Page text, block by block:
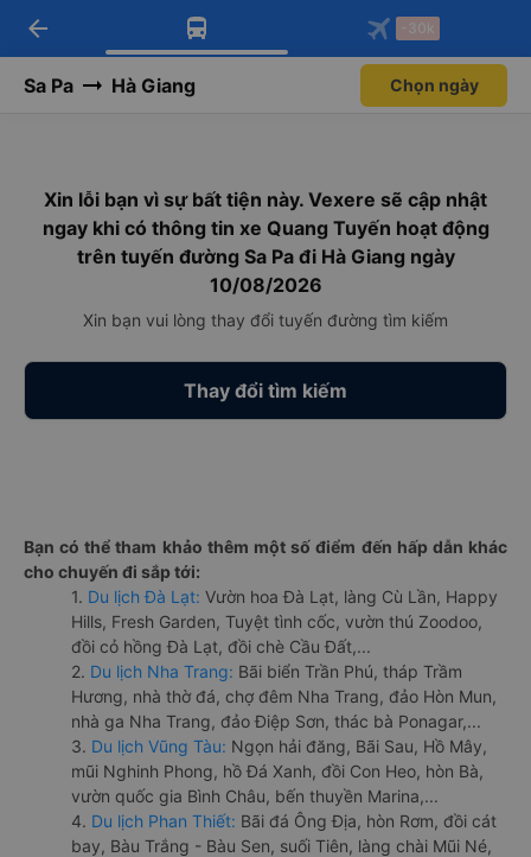
Tải app Vexere ngay!
Nhận ưu đãi thành viên độc
Mở app
Tải app Vexere
-30k/ghế khi đặt vé máy bay qua
Mở app
arrow_back -30k
Sa Pa Hà Giang Chọn ngày
Xin lỗi bạn vì sự bất tiện này. Vexere sẽ cập nhật
ngay khi có thông tin xe Quang Tuyến hoạt động
trên tuyến đường Sa Pa đi Hà Giang ngày
10/08/2026
Xin bạn vui lòng thay đổi tuyến đường tìm kiếm
Thay đổi tìm kiếm
Bạn có thể tham khảo thêm một số điểm đến hấp dẫn khác
cho chuyến đi sắp tới:
1. Du lịch Đà Lạt: Vườn hoa Đà Lạt, làng Cù Lần, Happy
Hills, Fresh Garden, Tuyệt tình cốc, vườn thú Zoodoo,
đồi cỏ hồng Đà Lạt, đồi chè Cầu Đất,...
2. Du lịch Nha Trang: Bãi biển Trần Phú, tháp Trầm
Hương, nhà thờ đá, chợ đêm Nha Trang, đảo Hòn Mun,
nhà ga Nha Trang, đảo Điệp Sơn, thác bà Ponagar,...
3. Du lịch Vũng Tàu: Ngọn hải đăng, Bãi Sau, Hồ Mây,
mũi Nghinh Phong, hồ Đá Xanh, đồi Con Heo, hòn Bà,
vườn quốc gia Bình Châu, bến thuyền Marina,...
4. Du lịch Phan Thiết: Bãi đá Ông Địa, hòn Rơm, đồi cát
bay, Bàu Trắng - Bàu Sen, suối Tiên, làng chài Mũi Né,